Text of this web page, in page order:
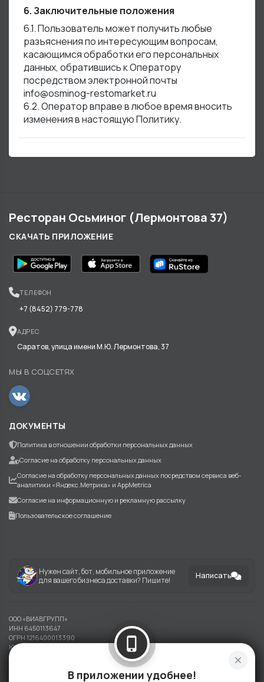
6. Заключительные положения
6.1. Пользователь может получить любые
разъяснения по интересующим вопросам,
касающимся обработки его персональных
данных, обратившись к Оператору
посредством электронной почты
info@osminog-restomarket.ru
6.2. Оператор вправе в любое время вносить
изменения в настоящую Политику.
Ресторан Осьминог (Лермонтова 37)
СКАЧАТЬ ПРИЛОЖЕНИЕ
ТЕЛЕФОН
+7 (8452) 779-778
АДРЕС
Саратов, улица имени М.Ю. Лермонтова, 37
МЫ В СОЦСЕТЯХ
ДОКУМЕНТЫ
Политика в отношении обработки персональных данных
Согласие на обработку персональных данных
Согласие на обработку персональных данных посредством сервиса веб-
аналитики «Яндекс.Метрика» и AppMetrica
Согласие на информационную и рекламную рассылку
Пользовательское соглашение
Нужен сайт, бот, мобильное приложение
для вашего бизнеса доставки? Пишите!
Написать
ООО «ВИАВГРУПП»
ИНН 6450113647
ОГРН 1216400013390
Юридический адрес: 410002, г. Саратов ул. ИМ. Лермонтова М.Ю., зд.37
Информация на сайте носит справочный характер и не является публичной
close
phone_iphone
В приложении удобнее!